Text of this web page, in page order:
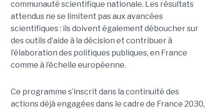
communauté scientifique nationale. Les résultats
attendus ne se limitent pas aux avancées
scientifiques : ils doivent également déboucher sur
des outils d’aide à la décision et contribuer à
l’élaboration des politiques publiques, en France
comme à l’échelle européenne.
Ce programme s’inscrit dans la continuité des
actions déjà engagées dans le cadre de France 2030,